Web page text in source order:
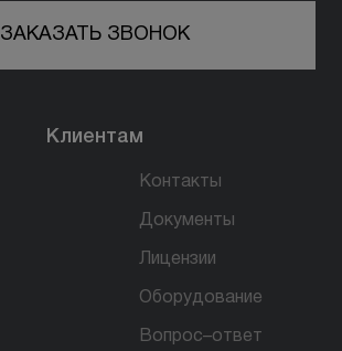
ЗАКАЗАТЬ ЗВОНОК
Клиентам
Контакты
Документы
Лицензии
Оборудование
Вопрос–ответ